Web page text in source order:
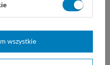
gastronomii i
do mycia
sztućców,
wszystkie